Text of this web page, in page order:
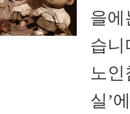
을에
습
노
실’